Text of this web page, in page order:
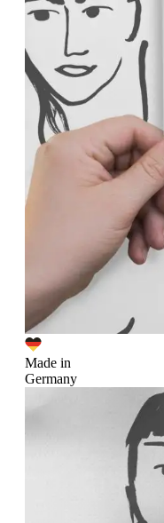
Made in
Germany